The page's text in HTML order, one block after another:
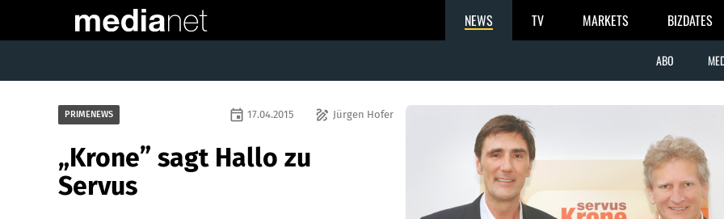
NEWS TV MARKETS BIZDATES
ABO
PRIMENEWS draw Jürgen Hofer
event 17.04.2015
„Krone” sagt Hallo zu
Servus